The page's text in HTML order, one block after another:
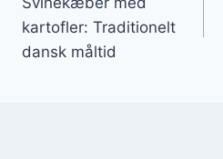
kartofler: Traditionelt
dansk måltid